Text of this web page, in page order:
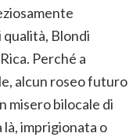
Blondi
Perché a
alcun roseo futuro
misero bilocale di
imprigionata o